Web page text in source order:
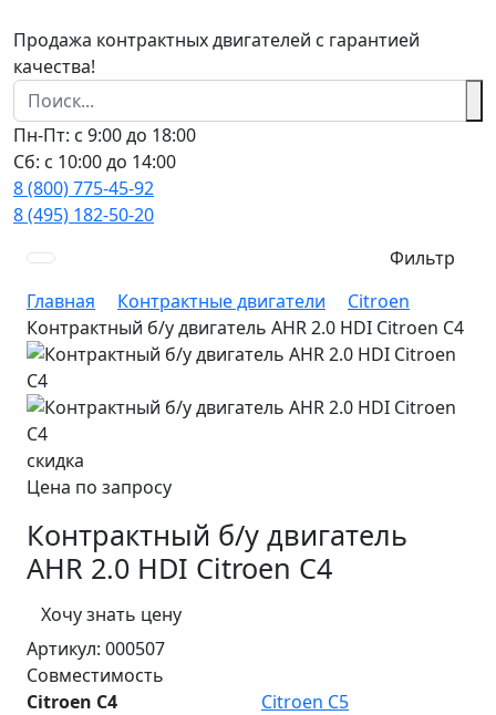
Продажа контрактных двигателей с гарантией
качества!
Пн-Пт: с 9:00 до 18:00
Сб: с 10:00 до 14:00
8 (800) 775-45-92
8 (495) 182-50-20
Фильтр
Главная
Контрактные двигатели
Citroen
Контрактный б/у двигатель AHR 2.0 HDI Citroen C4
скидка
Цена по запросу
Контрактный б/у двигатель
AHR 2.0 HDI Citroen C4
Хочу знать цену
Артикул: 000507
Совместимость
Citroen C4
Citroen C5